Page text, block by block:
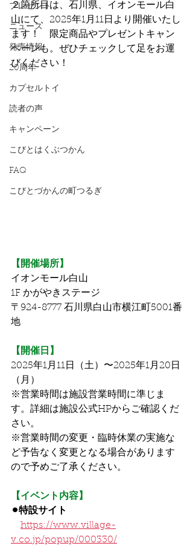
プレゼント
ニュース
発売情報
20周年
カプセルトイ
読者の声
キャンペーン
こびとはくぶつかん
FAQ
こびとづかんの町つるぎ
２箇所目は、石川県、イオンモール白
山にて、2025年1月11日より開催いたし
ます！　限定商品やプレゼントキャン
ペーンも。ぜひチェックして足をお運
びください！
【開催場所】
イオンモール白山
1F かがやきステージ
〒924-8777 石川県白山市横江町5001番
地
【開催日】
2025年1月11日（土）〜2025年1月20日
（月）
※営業時間は施設営業時間に準じま
す。詳細は施設公式HPからご確認くだ
さい。
※営業時間の変更・臨時休業の実施な
ど予告なく変更となる場合があります
ので予めご了承ください。
【イベント内容】
⚫︎特設サイト
https://www.village-
v.co.jp/popup/000330/